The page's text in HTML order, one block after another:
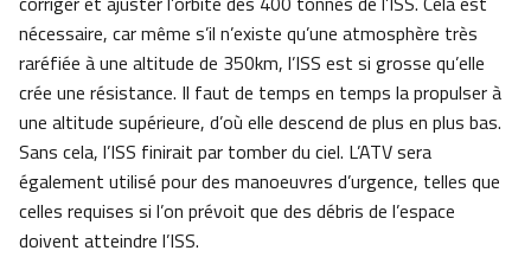
nécessaire, car même s’il n’existe qu’une atmosphère très
raréfiée à une altitude de 350km, l’ISS est si grosse qu’elle
crée une résistance. Il faut de temps en temps la propulser à
une altitude supérieure, d’où elle descend de plus en plus bas.
Sans cela, l’ISS finirait par tomber du ciel. L’ATV sera
également utilisé pour des manoeuvres d’urgence, telles que
celles requises si l’on prévoit que des débris de l’espace
doivent atteindre l’ISS.